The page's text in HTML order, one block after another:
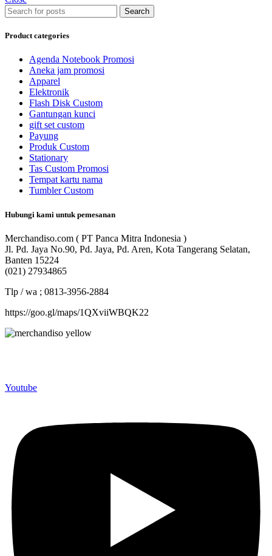
Search
Product categories
Agenda Notebook Promosi
Aneka jam promosi
Apparel
Elektronik
Flash Disk Custom
Gantungan kunci
gift set custom
Payung
Produk Custom
Stationary
Tas Custom Promosi
Tempat kartu nama
Tumbler Custom
Hubungi kami untuk pemesanan
Merchandiso.com ( PT Panca Mitra Indonesia )
Jl. Pd. Jaya No.90, Pd. Jaya, Pd. Aren, Kota Tangerang Selatan,
Banten 15224
(021) 27934865
Tlp / wa ; 0813-3956-2884
https://goo.gl/maps/1QXviiWBQK22
Youtube